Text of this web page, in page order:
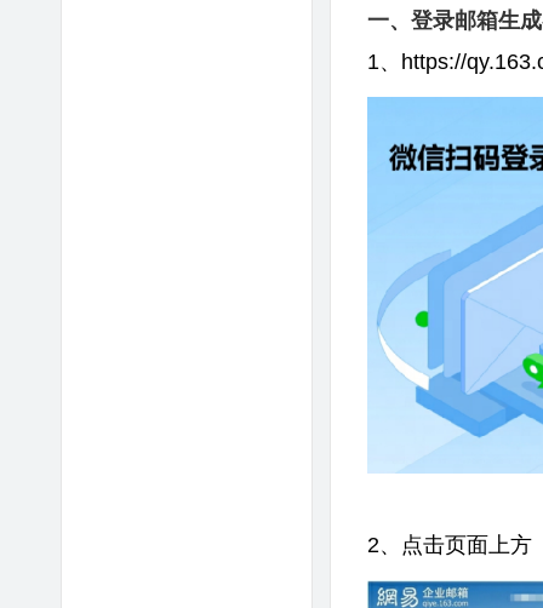
一、登录邮箱生
1、https://
2、点击页面上方